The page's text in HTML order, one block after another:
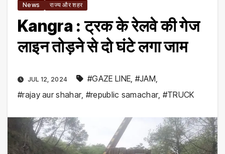
News राज्य और शहर
Kangra : ट्रक के रेलवे की गेज
लाइन तोड़ने से दो घंटे लगा जाम
JUL 12, 2024 #GAZE LINE #JAM
#rajay aur shahar, #republic samachar, #TRUCK